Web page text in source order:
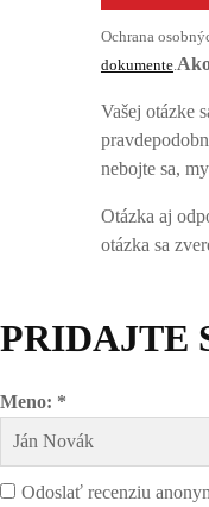
Ochrana
dokumente.
Vašej otázke
nebojte sa,
Otázka aj
otázka sa
PRIDAJTE
Meno: *
Odoslať recenziu